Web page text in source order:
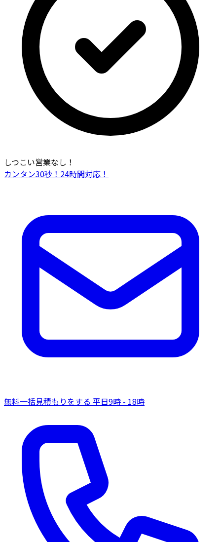
しつこい営業なし！
カンタン30秒！24時間対応！
無料一括見積もりをする 平日9時 - 18時